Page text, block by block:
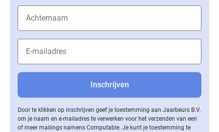
Door te klikken op inschrijven geef je toestemming aan Jaarbeurs B.V.
om je naam en e-mailadres te verwerken voor het verzenden van een
of meer mailings namens Computable. Je kunt je toestemming te